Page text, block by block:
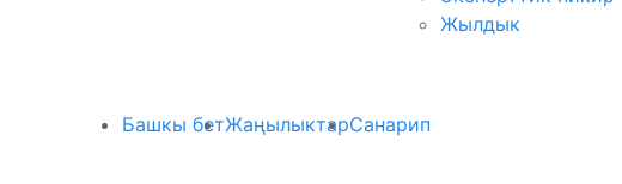
Жылдык
Башкы бетЖаңылыктарСанарип